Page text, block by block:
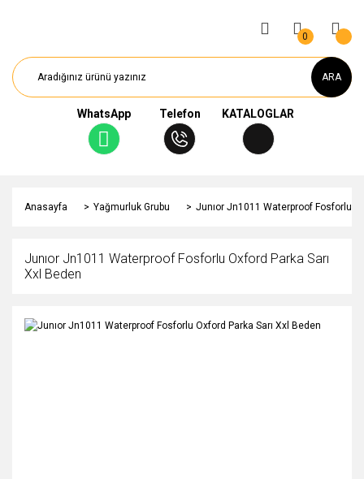
ARA
WhatsApp Telefon KATALOGLAR
0
Anasayfa Yağmurluk Grubu Junıor Jn1011 Waterproof Fosforlu
Junıor Jn1011 Waterproof Fosforlu Oxford Parka Sarı
Xxl Beden